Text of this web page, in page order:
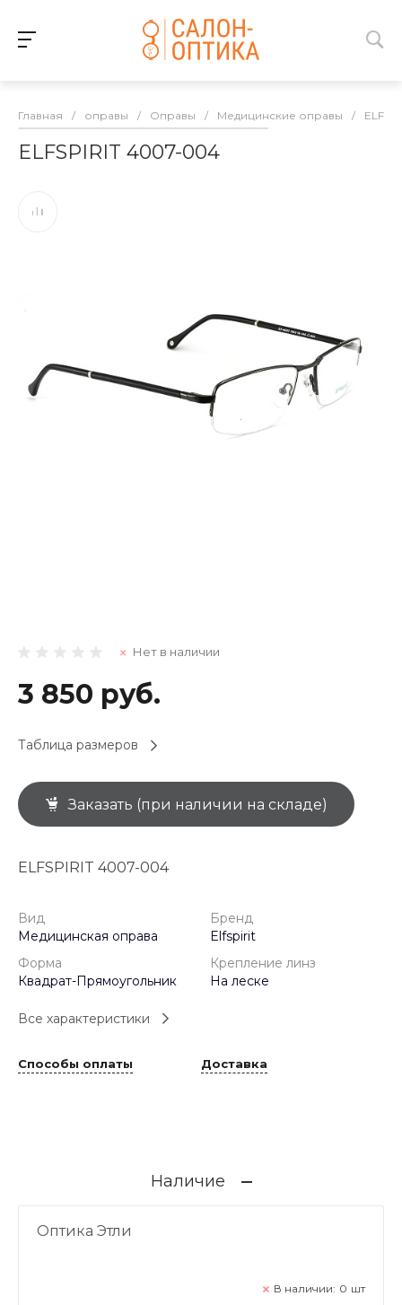
Главная / оправы / Оправы / Медицинские оправы /
ELFSPIRIT 4007-004
Нет в наличии
3 850 руб.
Таблица размеров
Заказать (при наличии на складе)
ELFSPIRIT 4007-004
Вид
Медицинская оправа
Бренд
Elfspirit
Форма
Квадрат-Прямоугольник
Крепление линз
На леске
Все характеристики
Способы оплаты Доставка
Наличие
Оптика Этли
В наличии: 0 шт